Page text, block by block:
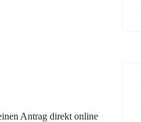
Antrag direkt online